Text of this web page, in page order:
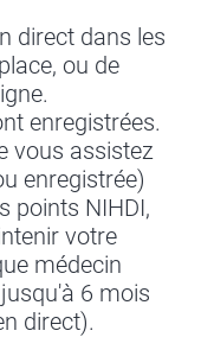
direct dans les
ou de
enregistrées.
vous assistez
enregistrée)
points NIHDI,
votre
médecin
6 mois
direct).